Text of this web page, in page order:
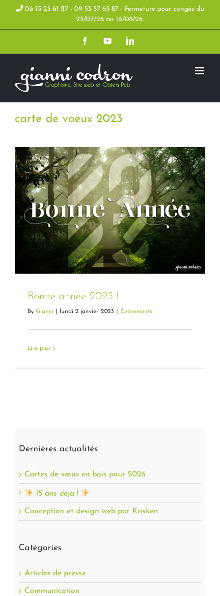
06 15 25 61 27 - 09 53 57 65 87 - Fermeture pour congés du
25/07/26 au 16/08/26.
FacebookYouTubeLinkedIn
carte de voeux 2023
Bonne année 2023 !
By Gianni lundi 2 janvier 2023 Évènements
Lire plus
Dernières actualités
Cartes de vœux en bois pour 2026
15 ans déjà !
Conception et design web par Krisken
Catégories
Articles de presse
Communication